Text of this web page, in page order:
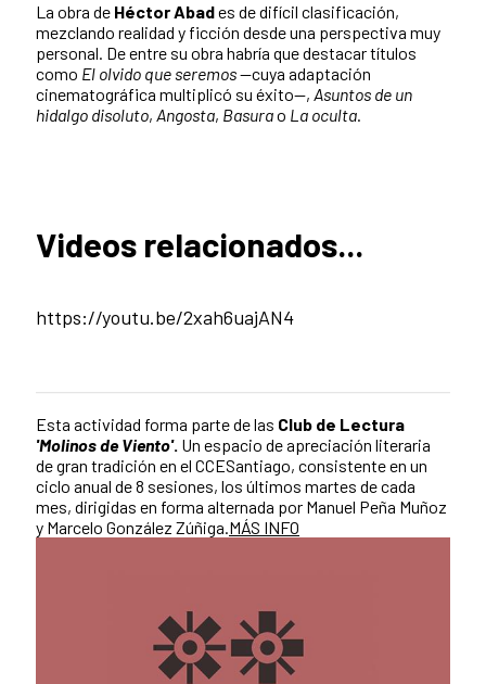
La obra de Héctor Abades de difícil clasificación,
mezclando realidad y ficción desde una perspectiva muy
personal. De entre su obra habría que destacar títulos
como El olvido que seremos—cuya adaptación
cinematográfica multiplicó su éxito—, Asuntos de un
hidalgo disoluto, Angosta, Basurao La oculta.
Videos relacionados...
https://youtu.be/2xah6uajAN4
Esta actividad forma parte de las Club de Lectura
'Molinos de Viento'. Un espacio de apreciación literaria
de gran tradición en el CCESantiago, consistente en un
ciclo anual de 8 sesiones, los últimos martes de cada
mes, dirigidas en forma alternada por Manuel Peña Muñoz
y Marcelo González Zúñiga. MÁS INFO